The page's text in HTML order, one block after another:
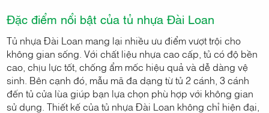
Đặc điểm nổi bật của tủ nhựa Đài Loan
Tủ nhựa Đài Loan mang lại nhiều ưu điểm vượt trội cho
không gian sống. Với chất liệu nhựa cao cấp, tủ có độ bền
cao, chịu lực tốt, chống ẩm mốc hiệu quả và dễ dàng vệ
sinh. Bên cạnh đó, mẫu mã đa dạng từ tủ 2 cánh, 3 cánh
đến tủ cửa lùa giúp bạn lựa chọn phù hợp với không gian
sử dụng. Thiết kế của tủ nhựa Đài Loan không chỉ hiện đại,